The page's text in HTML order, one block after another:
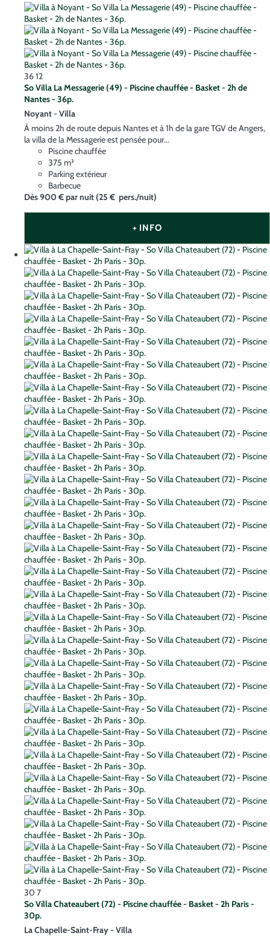
3612
So Villa La Messagerie (49) - Piscine chauffée - Basket - 2h de
Nantes - 36p.
Noyant - Villa
À moins 2h de route depuis Nantes et à 1h de la gare TGV de Angers,
la villa de la Messagerie est pensée pour...
Piscine chauffée
375 m²
Parking extérieur
Barbecue
Dès900 €par nuit(25 € pers./nuit)
+ INFO
30 7
So Villa Chateaubert (72) - Piscine chauffée - Basket - 2h Paris -
30p.
La Chapelle-Saint-Fray - Villa